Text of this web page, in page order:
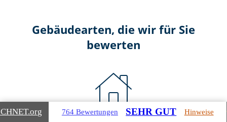
Gebäudearten, die wir für Sie
bewerten
.org 764 Bewertungen SEHR GUT Hinweise